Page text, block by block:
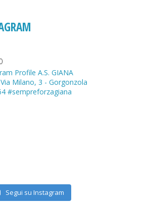
Profile A.S. GIANA
Via Milano, 3 - Gorgonzola
#sempreforzagiana
Segui su Instagram